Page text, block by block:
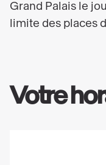
Grand Palais le
limite des places
Votre